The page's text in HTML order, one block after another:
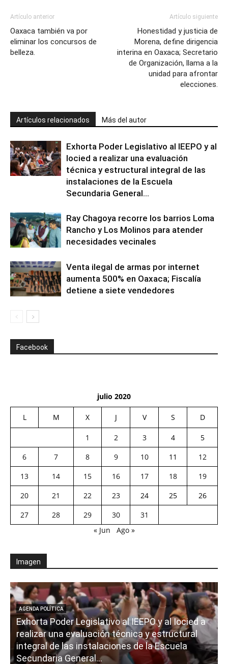
Artículo anterior
Oaxaca también va por
eliminar los concursos de
belleza.
Artículo siguiente
Honestidad y justicia de
Morena, define dirigencia
interina en Oaxaca; Secretario
de Organización, llama a la
unidad para afrontar
elecciones.
Artículos relacionados Más del autor
Exhorta Poder Legislativo al IEEPO y al
Iocied a realizar una evaluación
técnica y estructural integral de las
instalaciones de la Escuela
Secundaria General...
Ray Chagoya recorre los barrios Loma
Rancho y Los Molinos para atender
necesidades vecinales
Venta ilegal de armas por internet
aumenta 500% en Oaxaca; Fiscalía
detiene a siete vendedores
Facebook
julio 2020
L M X J V S D
1 2 3 4
5
6
7 8 9 10 11
12
13
14 15 16 17 18
19
20
21 22 23 24 25
26
27
28 29 30
31
« Jun
Ago »
Imagen
AGENDA POLÍTICA
Exhorta Poder Legislativo al IEEPO y al Iocied a
realizar una evaluación técnica y estructural
integral de las instalaciones de la Escuela
Secundaria General...